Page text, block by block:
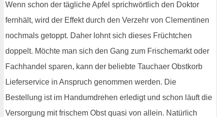
Wenn schon der tägliche Apfel sprichwörtlich den Doktor
fernhält, wird der Effekt durch den Verzehr von Clementinen
nochmals getoppt. Daher lohnt sich dieses Früchtchen
doppelt. Möchte man sich den Gang zum Frischemarkt oder
Fachhandel sparen, kann der beliebte Tauchaer Obstkorb
Lieferservice in Anspruch genommen werden. Die
Bestellung ist im Handumdrehen erledigt und schon läuft die
Versorgung mit frischem Obst quasi von allein. Natürlich